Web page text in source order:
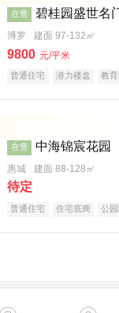
在售 碧桂园盛世名
博罗 建面 97-132㎡
9800 元/平米
普通住宅 潜力楼盘 教
在售 中海锦宸花园
惠城 建面 88-128㎡
待定
普通住宅 住宅底商 公